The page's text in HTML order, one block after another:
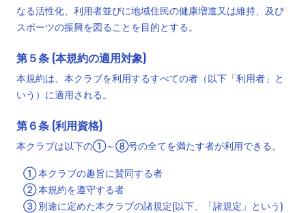
なる活性化、利用者並びに地域住民の健康増進又は維持、及び
スポーツの振興を図ることを目的とする。
第５条 (本規約の適用対象)
本規約は、本クラブを利用するすべての者（以下「利用者」と
いう）に適用される。
第６条 (利用資格)
本クラブは以下の①～⑧号の全てを満たす者が利用できる。
① 本クラブの趣旨に賛同する者
② 本規約を遵守する者
③ 別途に定めた本クラブの諸規定(以下、「諸規定」という)